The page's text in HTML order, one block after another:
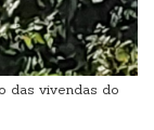
das vivendas do